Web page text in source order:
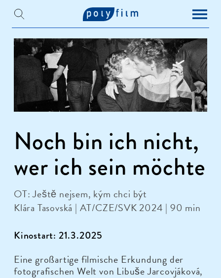
Noch bin ich nicht,
wer ich sein möchte
OT: Ještě nejsem, kým chci být
Klára Tasovská | AT/CZE/SVK 2024 | 90 min
Kinostart: 21.3.2025
Eine großartige filmische Erkundung der
fotografischen Welt von Libuše Jarcovjáková,